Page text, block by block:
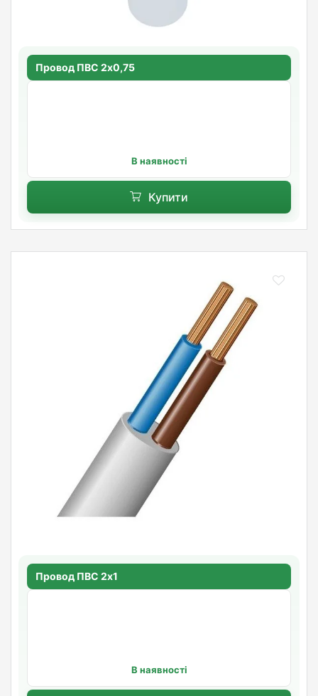
Провод ПВС 2х0,75
В наявності
Купити
Провод ПВС 2х1
В наявності